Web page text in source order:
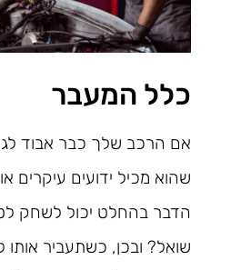
כלל המעבר
אם הרכב שלך כבר אבוד
שהוא מכיל ידועים עיקרים
הדבר בהחלט יכול לשחק
שואל? ובכן, כשתעביר אותו